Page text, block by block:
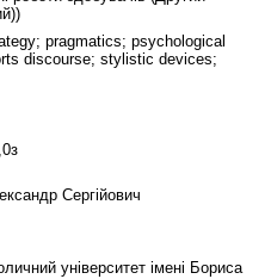
pragmatics; psychological
discourse; stylistic devices;
Сергійович
університет імені Бориса